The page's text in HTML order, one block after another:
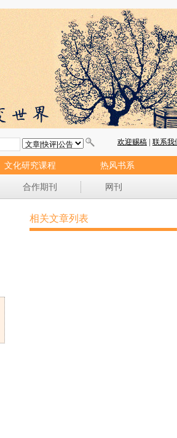
文化研究课程
热风书系
合作期刊 网刊
相关文章列表